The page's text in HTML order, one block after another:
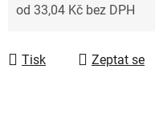
od 33,04 Kč bez DPH
Tisk
Zeptat se